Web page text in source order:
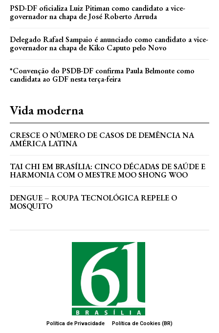
PSD-DF oficializa Luiz Pitiman como candidato a vice-
governador na chapa de José Roberto Arruda
Delegado Rafael Sampaio é anunciado como candidato a vice-
governador na chapa de Kiko Caputo pelo Novo
*Convenção do PSDB-DF confirma Paula Belmonte como
candidata ao GDF nesta terça-feira
Vida moderna
CRESCE O NÚMERO DE CASOS DE DEMÊNCIA NA
AMÉRICA LATINA
TAI CHI EM BRASÍLIA: CINCO DÉCADAS DE SAÚDE E
HARMONIA COM O MESTRE MOO SHONG WOO
DENGUE – ROUPA TECNOLÓGICA REPELE O
MOSQUITO
Política de Privacidade Política de Cookies (BR)